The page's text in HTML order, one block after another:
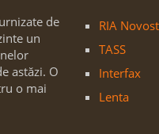
de
un
astăzi. O
o mai
RIA
TASS
Interfax
Lenta